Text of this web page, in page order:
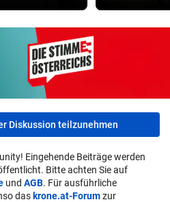
Diskussion teilzunehmen
Eingehende Beiträge werden
Bitte achten Sie auf
und AGB. Für ausführliche
das krone.at-Forumzur